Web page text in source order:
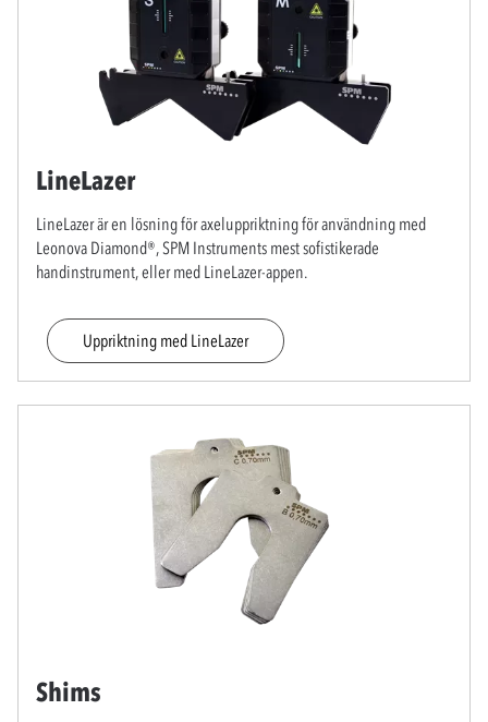
LineLazer
LineLazer är en lösning för axeluppriktning för användning med
Leonova Diamond®, SPM Instruments mest sofistikerade
handinstrument, eller med LineLazer-appen.
Uppriktning med LineLazer
Shims